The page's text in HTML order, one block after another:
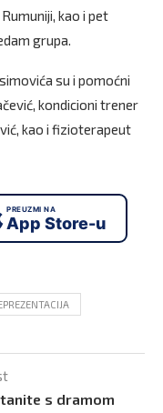
kao i pet
grupa.
su i pomoćni
kondicioni trener
kao i fizioterapeut
PREUZMI NA
App Store-u
s dramom